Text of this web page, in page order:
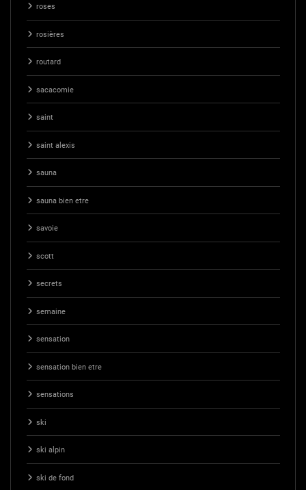
roses
rosières
routard
sacacomie
saint
saint alexis
sauna
sauna bien etre
savoie
scott
secrets
semaine
sensation
sensation bien etre
sensations
ski
ski alpin
ski de fond